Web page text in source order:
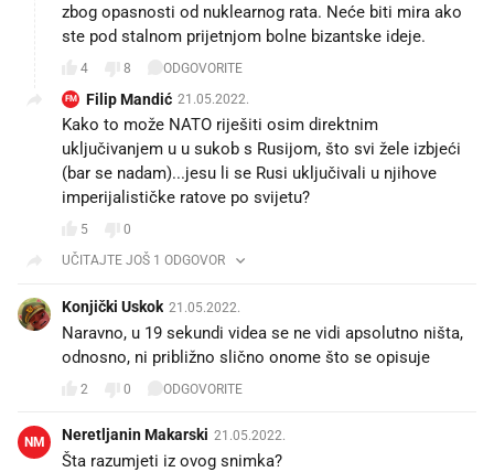
zbog opasnosti od nuklearnog rata. Neće biti mira ako
ste pod stalnom prijetnjom bolne bizantske ideje.
4 8 ODGOVORITE
FM Filip Mandić 21.05.2022.
Kako to može NATO riješiti osim direktnim
uključivanjem u u sukob s Rusijom, što svi žele izbjeći
(bar se nadam)...jesu li se Rusi uključivali u njihove
imperijalističke ratove po svijetu?
5
0
UČITAJTE JOŠ 1 ODGOVOR
Konjički Uskok 21.05.2022.
Naravno, u 19 sekundi videa se ne vidi apsolutno ništa,
odnosno, ni približno slično onome što se opisuje
2 0 ODGOVORITE
NM Neretljanin Makarski 21.05.2022.
Šta razumjeti iz ovog snimka?